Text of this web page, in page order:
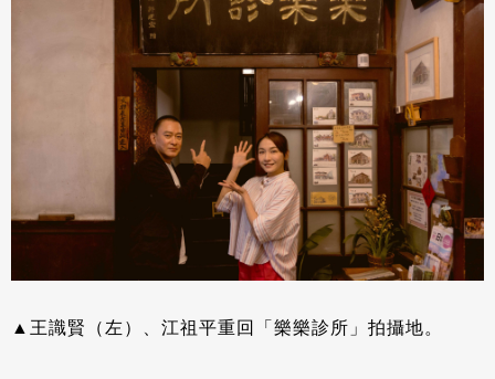
▲王識賢（左）、江祖平重回「樂樂診所」拍攝地。